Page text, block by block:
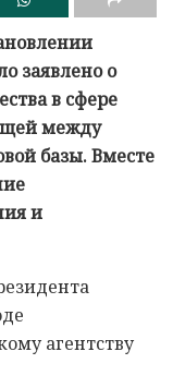
заявлено о
в сфере
между
базы. Вместе
и
агентству